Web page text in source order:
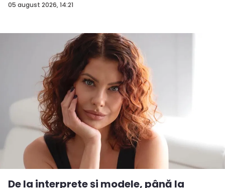
05 august 2026, 14:21
De la interprete și modele, până la